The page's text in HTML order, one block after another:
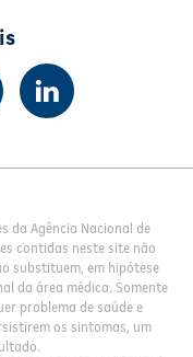
da Agência Nacional de
contidas neste site não
substituem, em hipótese
da área médica. Somente
problema de saúde e
os sintomas, um